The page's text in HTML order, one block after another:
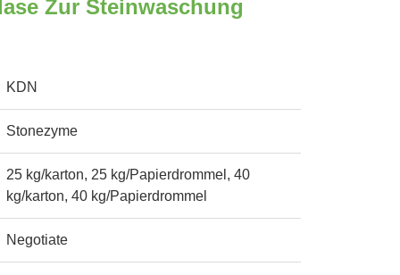
Zur Steinwaschung
KDN
Stonezyme
25 kg/karton, 25 kg/Papierdrommel, 40
kg/karton, 40 kg/Papierdrommel
Negotiate